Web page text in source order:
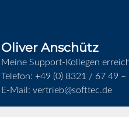
Oliver Anschütz
Meine Support-Kollegen
Telefon: +49 (0) 8321 / 67 49 –
E-Mail:vertrieb@softtec.de